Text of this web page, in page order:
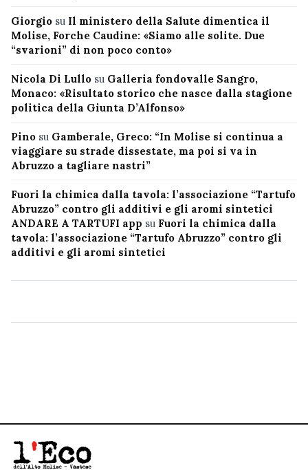
Giorgio su Il ministero della Salute dimentica il
Molise, Forche Caudine: «Siamo alle solite. Due
“svarioni” di non poco conto»
Nicola Di Lullo su Galleria fondovalle Sangro,
Monaco: «Risultato storico che nasce dalla stagione
politica della Giunta D’Alfonso»
Pino su Gamberale, Greco: “In Molise si continua a
viaggiare su strade dissestate, ma poi si va in
Abruzzo a tagliare nastri”
Fuori la chimica dalla tavola: l’associazione “Tartufo
Abruzzo” contro gli additivi e gli aromi sintetici
ANDARE A TARTUFI app su Fuori la chimica dalla
tavola: l’associazione “Tartufo Abruzzo” contro gli
additivi e gli aromi sintetici